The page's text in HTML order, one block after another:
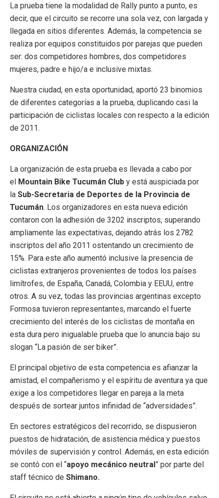
La prueba tiene la modalidad de Rally punto a punto, es
decir, que el circuito se recorre una sola vez, con largada y
llegada en sitios diferentes. Además, la competencia se
realiza por equipos constituidos por parejas que pueden
ser: dos competidores hombres, dos competidores
mujeres, padre e hijo/a e inclusive mixtas.
Nuestra ciudad, en esta oportunidad, aportó 23 binomios
de diferentes categorías a la prueba, duplicando casi la
participación de ciclistas locales con respecto a la edición
de 2011.
ORGANIZACIÓN
La organización de esta prueba es llevada a cabo por
el Mountain Bike Tucumán Club y está auspiciada por
la Sub-Secretaria de Deportes de la Provincia de
Tucumán. Los organizadores en esta nueva edición
contaron con la adhesión de 3202 inscriptos, superando
ampliamente las expectativas, dejando atrás los 2782
inscriptos del año 2011 ostentando un crecimiento de
15%. Para este año aumentó inclusive la presencia de
ciclistas extranjeros provenientes de todos los países
limítrofes, de España, Canadá, Colombia y EEUU, entre
otros. A su vez, todas las provincias argentinas excepto
Formosa tuvieron representantes, marcando el fuerte
crecimiento del interés de los ciclistas de montaña en
esta dura pero inigualable prueba que lo anuncia bajo su
slogan “La pasión de ser biker”.
El principal objetivo de esta competencia es afianzar la
amistad, el compañerismo y el espíritu de aventura ya que
exige a los competidores llegar en pareja a la meta
después de sortear juntos infinidad de “adversidades”.
En sectores estratégicos del recorrido, se dispusieron
puestos de hidratación, de asistencia médica y puestos
móviles de supervisión y control. Además, en esta edición
se contó con el “apoyo mecánico neutral” por parte del
staff técnico de Shimano.